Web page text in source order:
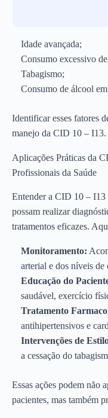
Idade avançada;
Consumo excessivo
Tabagismo;
Consumo de álcool
Identificar esses fatores
manejo da CID 10 – I13.
Aplicações Práticas da
Profissionais da Saúde
Entender a CID 10 – I13
possam realizar
tratamentos eficazes.
Monitoramento:
arterial e dos níveis de
Educação do
saudável, exercício
Tratamento
antihipertensivos e
Intervenções de
a cessação do
Essas ações podem não
pacientes, mas também